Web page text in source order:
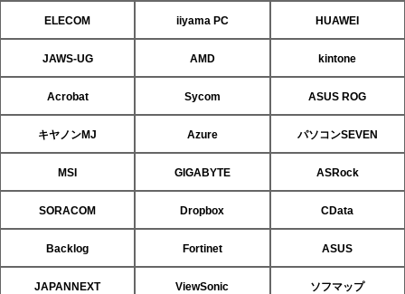
ELECOM iiyama PC HUAWEI
JAWS-UG AMD kintone
Acrobat Sycom ASUS ROG
キヤノンMJ Azure パソコンSEVEN
MSI GIGABYTE ASRock
SORACOM Dropbox CData
Backlog Fortinet ASUS
JAPANNEXT ViewSonic ソフマップ